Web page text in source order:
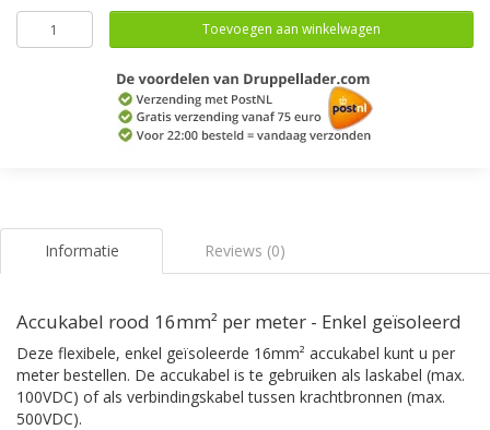
Toevoegen aan winkelwagen
Informatie Reviews (0)
Accukabel rood 16mm² per meter - Enkel geïsoleerd
Deze flexibele, enkel geïsoleerde 16mm² accukabel kunt u per
meter bestellen. De accukabel is te gebruiken als laskabel (max.
100VDC) of als verbindingskabel tussen krachtbronnen (max.
500VDC).